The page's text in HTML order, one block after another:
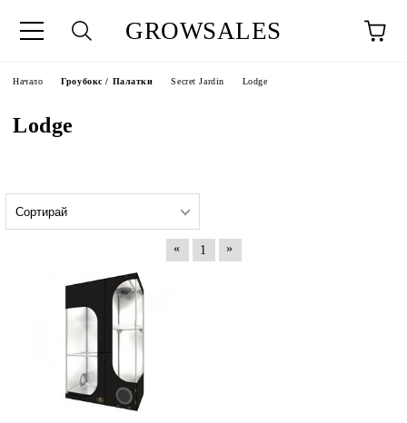
GROWSALES
Начало Гроубокс / Палатки Secret Jardin Lodge
Lodge
« 1 »